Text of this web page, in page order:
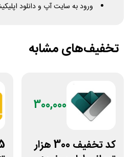
ورود به سایت آپ و دانلود
تخفیف‌های مشابه
300,000
کد تخفیف 300 هزار